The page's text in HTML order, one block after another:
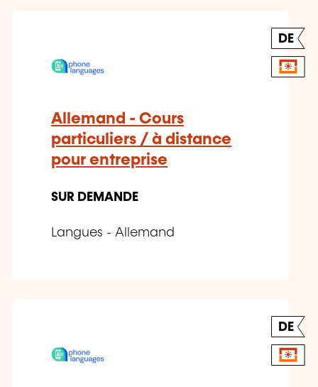
DE
Allemand - Cours
particuliers / à distance
pour entreprise
SUR DEMANDE
Langues - Allemand
DE